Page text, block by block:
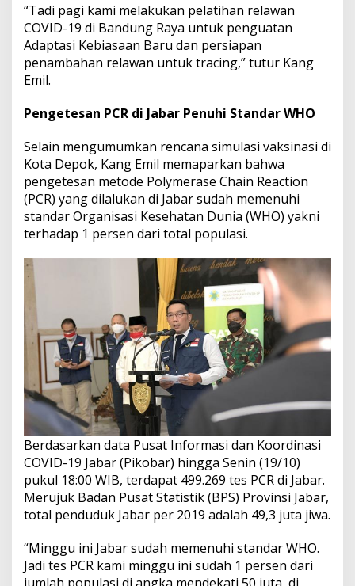
“Tadi pagi kami melakukan pelatihan relawan
COVID-19 di Bandung Raya untuk penguatan
Adaptasi Kebiasaan Baru dan persiapan
penambahan relawan untuk tracing,” tutur Kang
Emil.
Pengetesan PCR di Jabar Penuhi Standar WHO
Selain mengumumkan rencana simulasi vaksinasi di
Kota Depok, Kang Emil memaparkan bahwa
pengetesan metode Polymerase Chain Reaction
(PCR) yang dilalukan di Jabar sudah memenuhi
standar Organisasi Kesehatan Dunia (WHO) yakni
terhadap 1 persen dari total populasi.
Berdasarkan data Pusat Informasi dan Koordinasi
COVID-19 Jabar (Pikobar) hingga Senin (19/10)
pukul 18:00 WIB, terdapat 499.269 tes PCR di Jabar.
Merujuk Badan Pusat Statistik (BPS) Provinsi Jabar,
total penduduk Jabar per 2019 adalah 49,3 juta jiwa.
“Minggu ini Jabar sudah memenuhi standar WHO.
Jadi tes PCR kami minggu ini sudah 1 persen dari